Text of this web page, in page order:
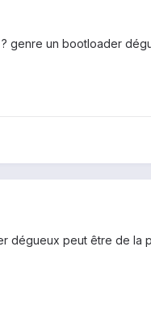
un bootloader
peut être de la